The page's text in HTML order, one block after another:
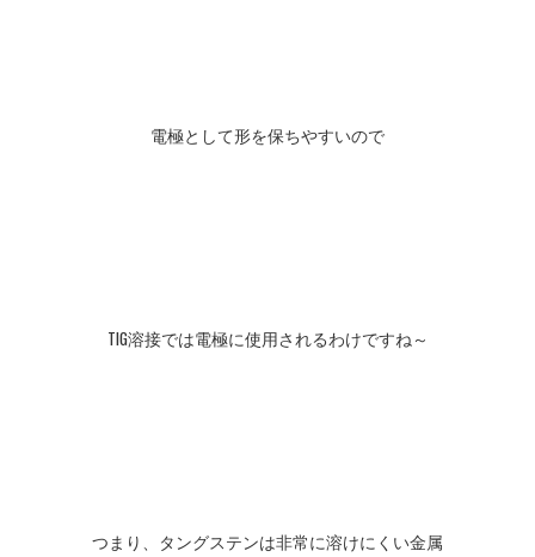
電極として形を保ちやすいので
TIG溶接では電極に使用されるわけですね～
つまり、タングステンは非常に溶けにくい金属